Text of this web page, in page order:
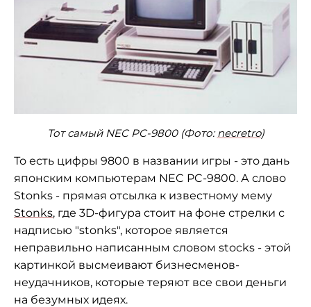
Тот самый NEC PC-9800 (Фото:necretro)
То есть цифры 9800 в названии игры - это дань
японским компьютерам NEC PC-9800. А слово
Stonks - прямая отсылка к известному мему
Stonks, где 3D-фигура стоит на фоне стрелки с
надписью "stonks", которое является
неправильно написанным словом stocks - этой
картинкой высмеивают бизнесменов-
неудачников, которые теряют все свои деньги
на безумных идеях.